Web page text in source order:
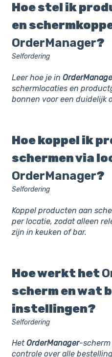
Hoe stel ik
en
OrderManager?
Selfordering
Leer hoe je in
schermlocaties en
bonnen voor een duidelijk
Hoe koppel ik
schermen via
OrderManager?
Selfordering
Koppel producten aan
per locatie, zodat alleen
zijn in keuken of bar.
Hoe werkt het
scherm en wat
instellingen?
Selfordering
HetOrderManager-scherm
controle over alle